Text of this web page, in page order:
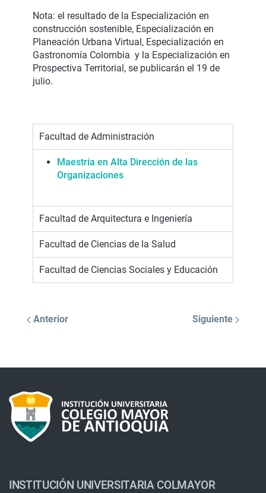
Nota: el resultado de la Especialización en
construcción sostenible, Especialización en
Planeación Urbana Virtual, Especialización en
Gastronomía Colombia y la Especialización en
Prospectiva Territorial, se publicarán el 19 de
julio.
Facultad de Administración
Maestría en Alta Dirección de las
Organizaciones
Facultad de Arquitectura e Ingeniería
Facultad de Ciencias de la Salud
Facultad de Ciencias Sociales y Educación
Anterior Siguiente
INSTITUCIÓN UNIVERSITARIA COLMAYOR